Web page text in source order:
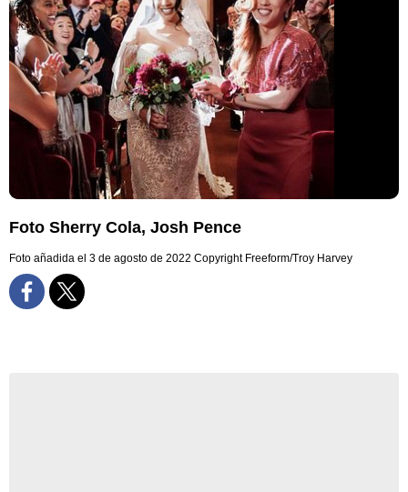
Foto Sherry Cola, Josh Pence
Foto añadida el 3 de agosto de 2022 Copyright Freeform/Troy Harvey